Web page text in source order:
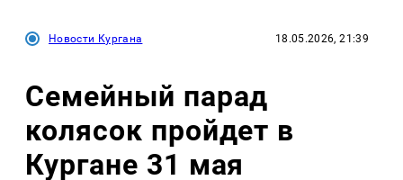
Новости Кургана 18.05.2026, 21:39
Семейный парад
колясок пройдет в
Кургане 31 мая